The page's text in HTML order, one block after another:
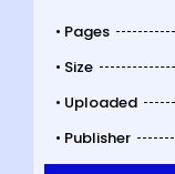
• Pages
• Size
• Uploaded
• Publisher